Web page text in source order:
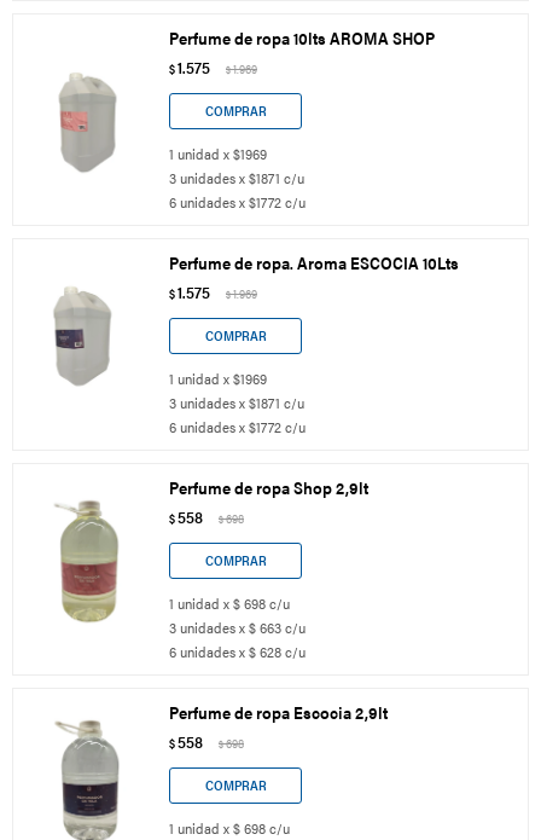
Perfume de ropa 10lts AROMA SHOP
$1.575 $1.969
1 unidad x $1969
3 unidades x $1871 c/u
6 unidades x $1772 c/u
Perfume de ropa. Aroma ESCOCIA 10Lts
$1.575 $1.969
1 unidad x $1969
3 unidades x $1871 c/u
6 unidades x $1772 c/u
Perfume de ropa Shop 2,9lt
$558 $698
1 unidad x $ 698 c/u
3 unidades x $ 663 c/u
6 unidades x $ 628 c/u
Perfume de ropa Escocia 2,9lt
$558 $698
1 unidad x $ 698 c/u